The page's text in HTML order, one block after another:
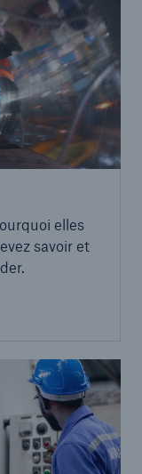
elles
savoir et